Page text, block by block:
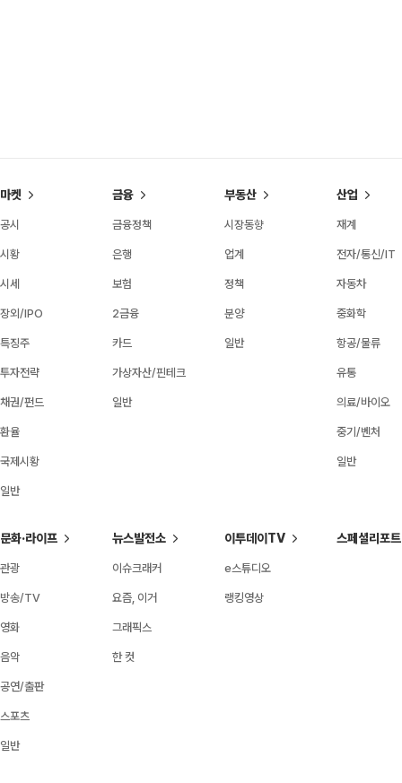
마켓
공시
시황
시세
장외/IPO
특징주
투자전략
채권/펀드
환율
국제시황
일반
금융
금융정책
은행
보험
2금융
카드
가상자산/핀테크
일반
부동산
시장동향
업계
정책
분양
일반
산업
재계
전자/통신/IT
자동차
중화학
항공/물류
유통
의료/바이오
중기/벤처
일반
문화·라이프
관광
방송/TV
영화
음악
공연/출판
스포츠
일반
뉴스발전소
이슈크래커
요즘, 이거
그래픽스
한 컷
이투데이TV
e스튜디오
랭킹영상
스페셜리포트